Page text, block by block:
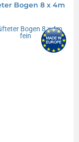
Bogen 8 x 4m